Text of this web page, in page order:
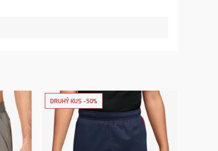
DRUHÝ KUS -50%